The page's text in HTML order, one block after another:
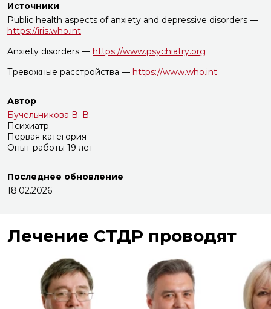
Источники
Public health aspects of anxiety and depressive disorders —
https://iris.who.int
Anxiety disorders — https://www.psychiatry.org
Тревожные расстройства — https://www.who.int
Автор
Бучельникова В. В.
Психиатр
Первая категория
Опыт работы 19 лет
Последнее обновление
18.02.2026
Лечение СТДР проводят